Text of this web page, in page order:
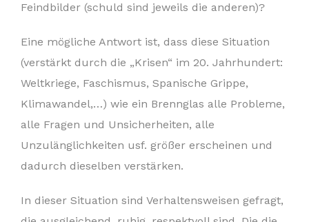
Feindbilder (schuld sind jeweils die anderen)?
Eine mögliche Antwort ist, dass diese Situation
(verstärkt durch die „Krisen“ im 20. Jahrhundert:
Weltkriege, Faschismus, Spanische Grippe,
Klimawandel,…) wie ein Brennglas alle Probleme,
alle Fragen und Unsicherheiten, alle
Unzulänglichkeiten usf. größer erscheinen und
dadurch dieselben verstärken.
In dieser Situation sind Verhaltensweisen gefragt,